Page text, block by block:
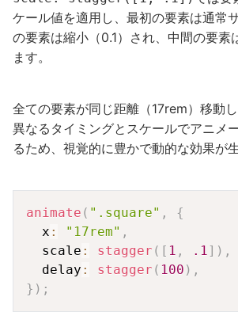
ケール値を適用し、最初の要素は通常
の要素は縮小（0.1）され、中間の要素
ます。
全ての要素が同じ距離（17rem）移動
異なるタイミングとスケールでアニメ
るため、視覚的に豊かで動的な効果が
animate ( ".square" ,
{
  x
: "17rem" ,
  scale
: stagger ( [ 1 , .1] ) ,
  delay
: stagger ( 100 ) ,
} ) ;